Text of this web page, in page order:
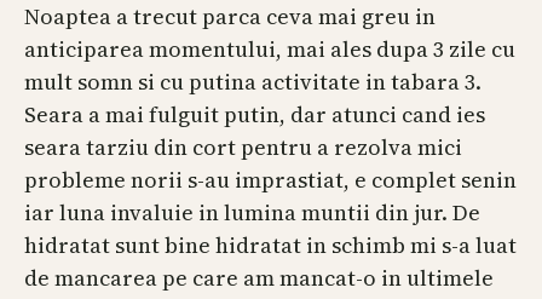
Noaptea a trecut parca ceva mai greu in
anticiparea momentului, mai ales dupa 3 zile cu
mult somn si cu putina activitate in tabara 3.
Seara a mai fulguit putin, dar atunci cand ies
seara tarziu din cort pentru a rezolva mici
probleme norii s-au imprastiat, e complet senin
iar luna invaluie in lumina muntii din jur. De
hidratat sunt bine hidratat in schimb mi s-a luat
de mancarea pe care am mancat-o in ultimele